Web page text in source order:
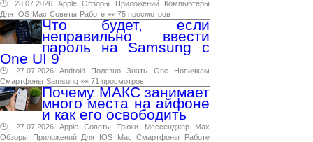
🕑 28.07.2026 Apple Обзоры Приложений
Компьютеры
Для IOS Mac Советы Работе 👀 75 просмотров
Что будет, если
неправильно ввести
пароль на Samsung с
One UI 9
🕑 27.07.2026 Android Полезно Знать One
Новичкам
Смартфоны Samsung 👀 71 просмотров
Почему МАКС занимает
много места на айфоне
и как его освободить
🕑 27.07.2026 Apple Советы Трюки Мессенджер
Max
Обзоры
Приложений Для IOS Mac Смартфоны
Работе